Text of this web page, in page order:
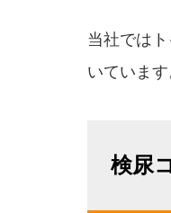
当社ではト
いています
検尿